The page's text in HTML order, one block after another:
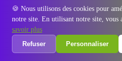
🍪 Nous utilisons des cookies pour
notre site. En utilisant notre site, vous
savoir plus
Refuser
Personnaliser